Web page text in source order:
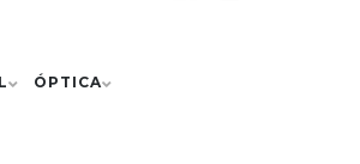
ÓPTICA